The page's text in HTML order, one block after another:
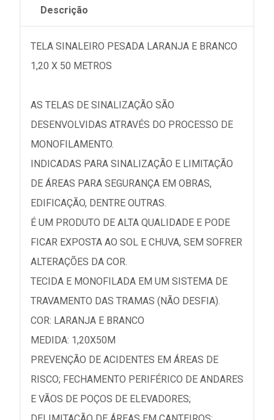
Descrição
TELA SINALEIRO PESADA LARANJA E BRANCO
1,20 X 50 METROS
AS TELAS DE SINALIZAÇÃO SÃO
DESENVOLVIDAS ATRAVÉS DO PROCESSO DE
MONOFILAMENTO.
INDICADAS PARA SINALIZAÇÃO E LIMITAÇÃO
DE ÁREAS PARA SEGURANÇA EM OBRAS,
EDIFICAÇÃO, DENTRE OUTRAS.
É UM PRODUTO DE ALTA QUALIDADE E PODE
FICAR EXPOSTA AO SOL E CHUVA, SEM SOFRER
ALTERAÇÕES DA COR.
TECIDA E MONOFILADA EM UM SISTEMA DE
TRAVAMENTO DAS TRAMAS (NÃO DESFIA).
COR: LARANJA E BRANCO
MEDIDA: 1,20X50M
PREVENÇÃO DE ACIDENTES EM ÁREAS DE
RISCO; FECHAMENTO PERIFÉRICO DE ANDARES
E VÃOS DE POÇOS DE ELEVADORES;